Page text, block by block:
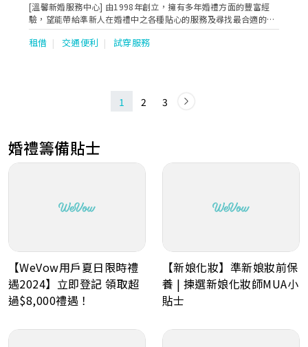
[溫馨新婚服務中心] 由1998年創立，擁有多年婚禮方面的豐富經
驗，望能帶給準新人在婚禮中之各種貼心的服務及尋找最合適的完
美婚紗禮服。
租借 交通便利 試穿服務
1 2 3
婚禮籌備貼士
【WeVow用戶夏日限時禮
遇2024】立即登記 領取超
過$8,000禮遇！
【新娘化妝】準新娘妝前保
養 | 揀選新娘化妝師MUA小
貼士